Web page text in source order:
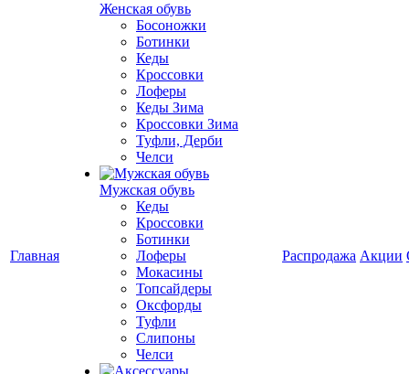
Главная
Женская обувь
Босоножки
Ботинки
Кеды
Кроссовки
Лоферы
Кеды Зима
Кроссовки Зима
Туфли, Дерби
Челси
Мужская обувь
Кеды
Кроссовки
Ботинки
Лоферы
Мокасины
Топсайдеры
Оксфорды
Туфли
Слипоны
Челси
Распродажа Акции